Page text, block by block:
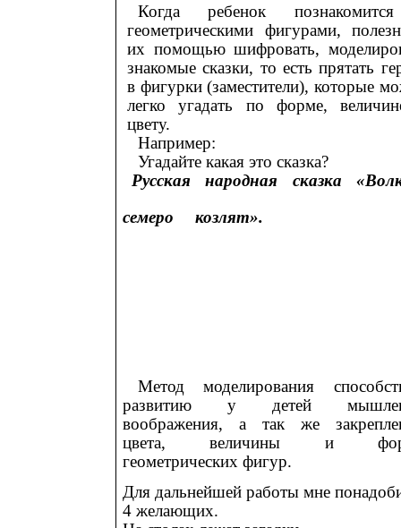
Когда ребенок
геометрическими фигурами,
их помощью шифровать,
знакомые сказки, то есть прятать
в фигурки (заместители), которые
легко угадать по форме,
цвету.
Например:
Угадайте какая это сказка?
Русская народная сказка
семеро козлят».
Метод моделирования
развитию у детей
воображения, а так же
цвета, величины и
геометрических фигур.
Для дальнейшей работы мне
4 желающих.